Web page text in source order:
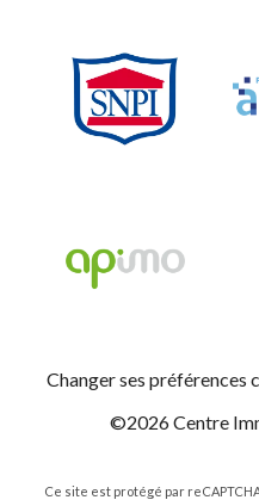
Changer ses préférences
©2026 Centre
Ce site est protégé par